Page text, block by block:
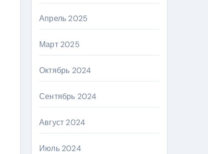
Апрель 2025
Март 2025
Октябрь 2024
Сентябрь 2024
Август 2024
Июль 2024